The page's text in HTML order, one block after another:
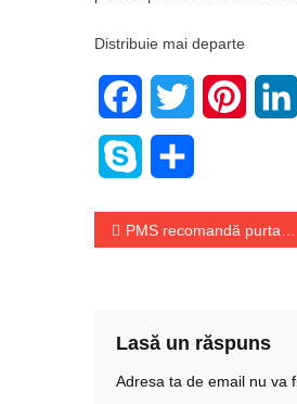
Distribuie mai departe
FacebookTwitter
Skype
Navigare
PMS recomandă purtarea măștii în timpul zborurilor
Lasă un răspuns
Adresa ta de email nu va